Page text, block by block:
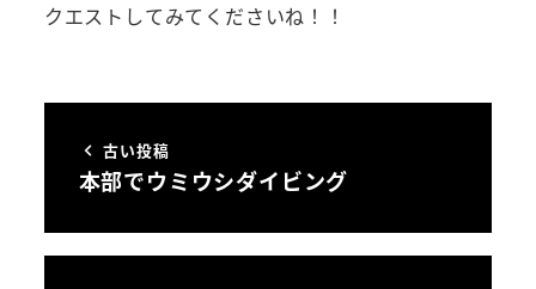
クエストしてみてくださいね！！
古い投稿
本部でウミウシダイビング